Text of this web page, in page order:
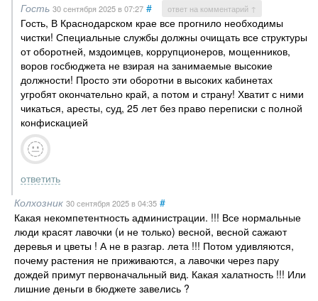
Гость 30 сентября 2025в 07:27 # ответ на комментарий ↑
Гость, В Краснодарском крае все прогнило необходимы
чистки! Специальные службы должны очищать все структуры
от оборотней, мздоимцев, коррупционеров, мощенников,
воров госбюджета не взирая на занимаемые высокие
должности! Просто эти оборотни в высоких кабинетах
угробят окончательно край, а потом и страну! Хватит с ними
чикаться, аресты, суд, 25 лет без право переписки с полной
конфискацией
ответить
Колхозник 30 сентября 2025в 04:35 #
Какая некомпетентность администрации. !!! Все нормальные
люди красят лавочки (и не только) весной, весной сажают
деревья и цветы ! А не в разгар. лета !!! Потом удивляются,
почему растения не приживаются, а лавочки через пару
дождей примут первоначальный вид. Какая халатность !!! Или
лишние деньги в бюджете завелись ?